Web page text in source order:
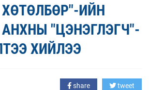
ИЙН
"ЦЭНЭГЛЭГЧ"-
ХИЙЛЭЭ
share tweet